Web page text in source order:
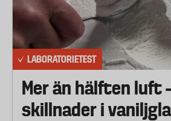
LABORATORIETEST
Mer än hälften luft
skillnader i